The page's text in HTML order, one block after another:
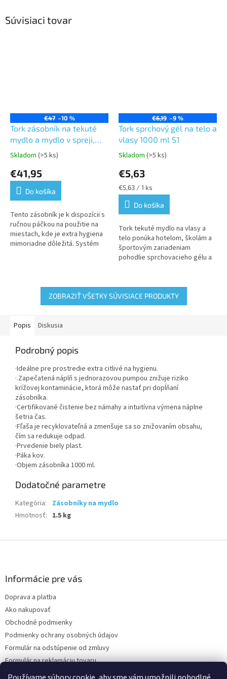
Súvisiaci tovar
€47 –10 %
Tork zásobník na tekuté
mydlo a mydlo v spreji,
biely plast, systém S1,S11
Priemerné
produktu
5,0
5
hviezdičiek.
Skladom (>5 ks)
€41,95
Do košíka
Tento zásobník je k dispozícii s
ručnou páčkou na použitie na
miestach, kde je extra hygiena
mimoriadne dôležitá. Systém
€6,19 –9 %
Tork sprchový gél na telo a
vlasy 1000 ml S1
Priemerné
produktu
je
5,0
5
hviezdičiek.
Skladom (>5 ks)
€5,63
Jednotková
cena:
€5,63 / 1 ks
Do košíka
Tork tekuté mydlo na vlasy a
telo ponúka hotelom, školám a
športovým zariadeniam
pohodlie sprchovacieho gélu a
ZOBRAZIŤ VŠETKY SÚVISIACE PRODUKTY
Popis Diskusia
Podrobný popis
·Ideálne pre prostredie extra citlivé na hygienu.
·.Zapečatená náplň s jednorazovou pumpou znižuje riziko
krížovej kontaminácie, ktorá môže nastať pri dopĺňaní
zásobníka.
·Certifikované čistenie bez námahy a intuitívna výmena náplne
šetria čas.
·Fľaša je recyklovateľná a zmenšuje sa so znižovaním obsahu,
čím sa redukuje odpad.
·Prvedenie biely plast.
·Páka kov.
·Objem zásobníka 1000 ml.
Dodatočné parametre
Kategória:
Zásobníky na mydlo
Hmotnosť: 1.5 kg
Informácie pre vás
Doprava a platba
Ako nakupovať
Obchodné podmienky
Podmienky ochrany osobných údajov
Formulár na odstúpenie od zmluvy
Formulár na reklamáciu tovaru
Kontakty